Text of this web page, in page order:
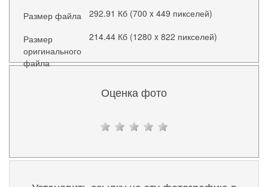
Размер файла
292.91 Кб (700 x 449 пикселей)
Размер
оригинального
файла
214.44 Кб (1280 x 822 пикселей)
Оценка фото